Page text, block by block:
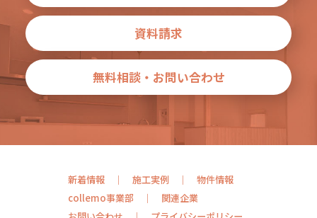
資料請求
無料相談・お問い合わせ
新着情報 施工実例
物件情報
collemo事業部
関連企業